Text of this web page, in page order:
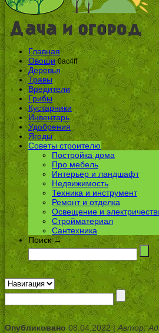
Главная
Овощи 0ac4ff
Деревья
Травы
Вредители
Грибы
Кустарники
Инвентарь
Удобрения
Ягоды
Советы строителю
Постройка дома
Про мебель
Интерьер и ландшафт
Недвижимость
Техника и инструмент
Ремонт и отделка
Освещение и
Стройматериал
Сантехника
Поиск →
Опубликовано08.04.2022 |Автор: